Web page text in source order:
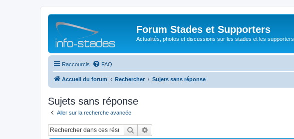
Forum Stades et Supporters
Actualités, photos et discussions sur les stades et les supporters
Raccourcis FAQ
Accueil du forum Rechercher Sujets sans réponse
Sujets sans réponse
Aller sur la recherche avancée
Rechercher